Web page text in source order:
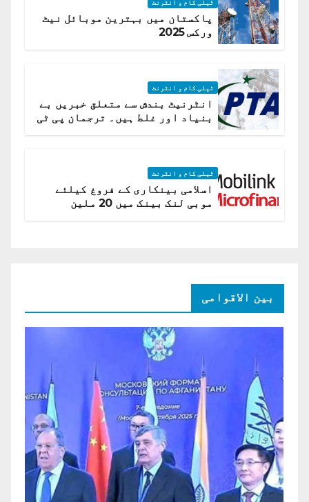
ٹیلی کام و انٹرنٹ
پاکستان میں بہترین موبائل نیٹ
ورکس 2025
ٹیلی کام و انٹرنٹ
انٹرنیٹ بندش سے متعلق خبریں بے
بنیاد اور غلط ہیں۔ ترجمان پی ٹی
ٹیلی کام و انٹرنٹ
اسلامی بینکاری کے فروغ کیلئے
موبی لنک بینک میں 20 ملین
بین الاقوامی